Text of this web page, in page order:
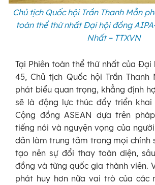
Chủ tịch Quốc hội Trần Thanh Mẫn
toàn thể thứ nhất Đại hội đồng
Nhất – TTXVN
Tại Phiên toàn thể thứ nhất của Đại
45, Chủ tịch Quốc hội Trần
phát biểu quan trọng, khẳng định
sẽ là động lực thúc đẩy triển
Cộng đồng ASEAN dựa trên
tiếng nói và nguyện vọng của
dân làm trung tâm trong mọi chính
tạo nên sự đổi thay toàn diện,
đồng và từng quốc gia thành viên.
phát huy hơn nữa vai trò của các